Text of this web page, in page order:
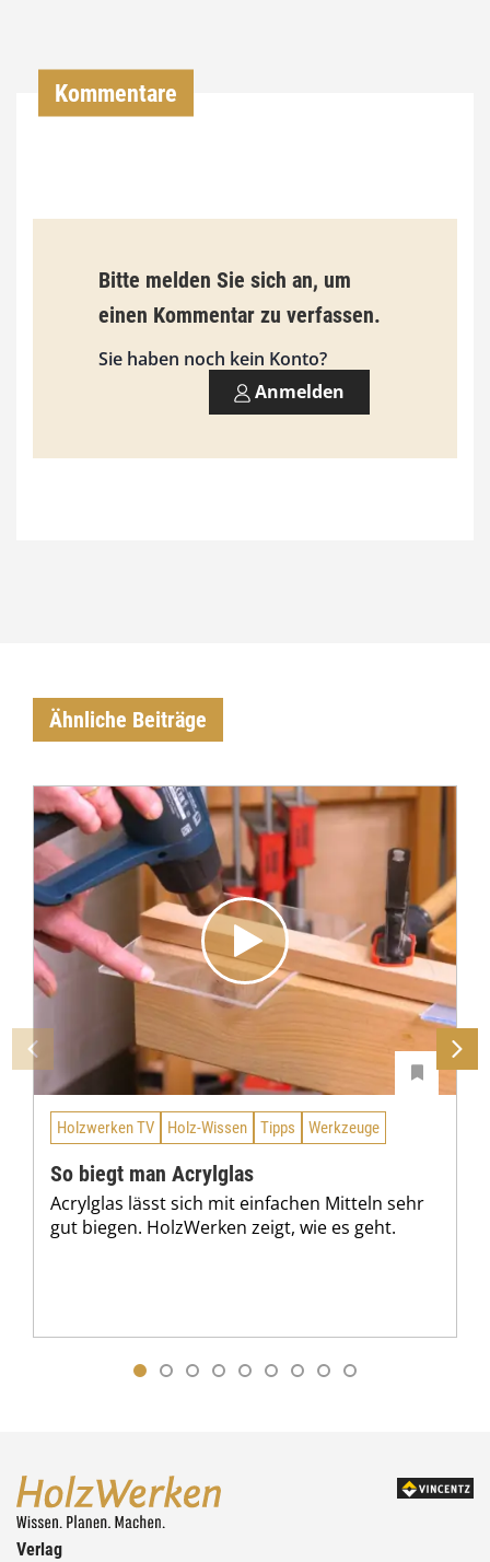
9
3
0
0
Kommentare
Bitte melden Sie sich an, um
einen Kommentar zu verfassen.
Sie haben noch kein Konto?
Anmelden
Ähnliche Beiträge
Holzwerken TV Holz-Wissen Tipps Werkzeuge
So biegt man Acrylglas
Acrylglas lässt sich mit einfachen Mitteln sehr
gut biegen. HolzWerken zeigt, wie es geht.
Verlag